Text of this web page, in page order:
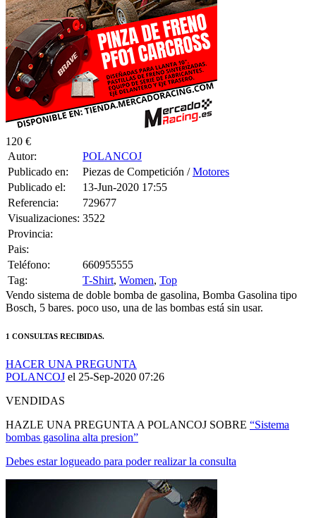
120 €
Autor:
Publicado en:
Piezas de Competición /
Publicado el:
13-Jun-2020 17:55
Referencia:
729677
Visualizaciones:
3522
Provincia:
Pais:
Teléfono:
Tag:
T-Shirt,Women
Vendo sistema de doble bomba de gasolina, Bomba Gasolina tipo
Bosch, 5 bares. poco uso, una de las bombas está sin usar.
POLANCOJ el 25-Sep-2020 07:26
VENDIDAS
HAZLE UNA PREGUNTA A POLANCOJ SOBRE
bombas gasolina alta presion”
Debes estar logueado para poder realizar la consulta